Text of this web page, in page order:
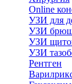
Online
УЗИ для
УЗИ
УЗИ
УЗИ
Рентген